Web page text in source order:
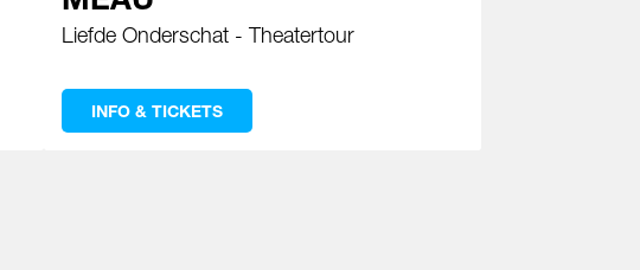
Liefde Onderschat - Theatertour
INFO & TICKETS